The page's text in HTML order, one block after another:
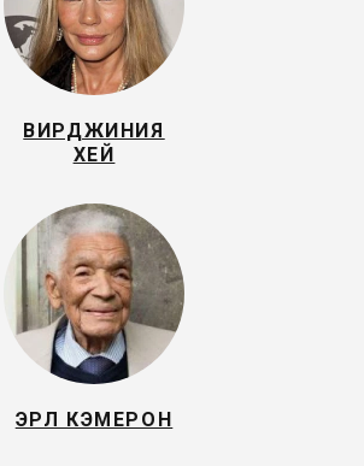
ВИРДЖИНИЯ
ХЕЙ
ЭРЛ КЭМЕРОН